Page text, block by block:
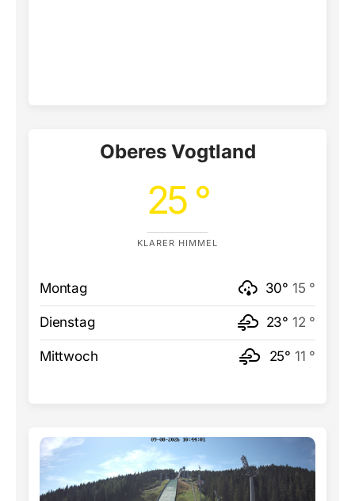
Oberes Vogtland
25 °
KLARER HIMMEL
Montag 30° 15 °
Dienstag 23° 12 °
Mittwoch 25° 11 °